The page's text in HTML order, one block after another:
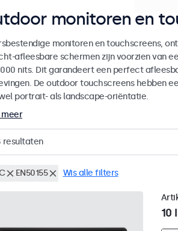
monitoren en
monitoren en touchscreens,
afleesbare schermen zijn voorzien van
nits. Dit garandeert een perfect
De outdoor touchscreens hebben
portrait- als landscape-oriëntatie.
meer
resultaten
EN50155 Wis alle filters
10